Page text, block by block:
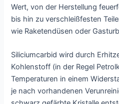
Wert, von der Herstellung
bis hin zu verschleißfesten
wie Raketendüsen oder
Siliciumcarbid wird durch
Kohlenstoff (in der Regel
Temperaturen in einem
je nach vorhandenen